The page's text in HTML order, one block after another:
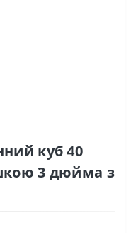
куб 40
3 дюйма з